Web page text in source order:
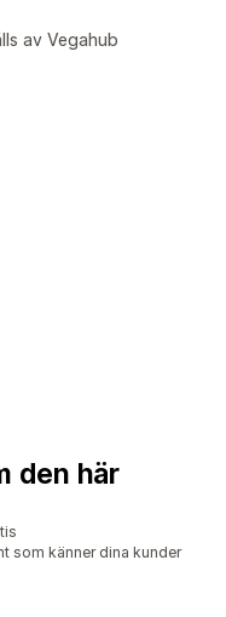
av Vegahub
den här
som känner dina kunder